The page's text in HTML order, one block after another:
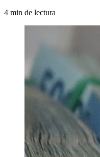
4 min de lectura